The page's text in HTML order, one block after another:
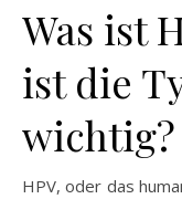
Was ist
ist die
wichtig?
HPV, oder das